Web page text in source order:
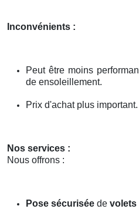
Inconvénients :
Peut être moins
de ensoleillement.
Prix d'achat plus important.
Nos services :
Nous offrons :
Pose sécurisée de volets